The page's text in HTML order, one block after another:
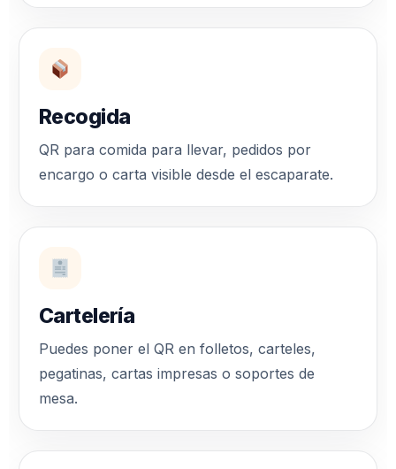
Recogida
QR para comida para llevar, pedidos por
encargo o carta visible desde el escaparate.
Cartelería
Puedes poner el QR en folletos, carteles,
pegatinas, cartas impresas o soportes de
mesa.